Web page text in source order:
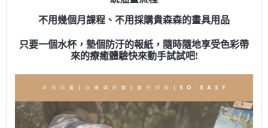
不用幾個月課程、不用採購貴森森的畫具用品
只要一個水杯，墊個防汙的報紙，隨時隨地享受色彩帶
來的療癒體驗快來動手試試吧!